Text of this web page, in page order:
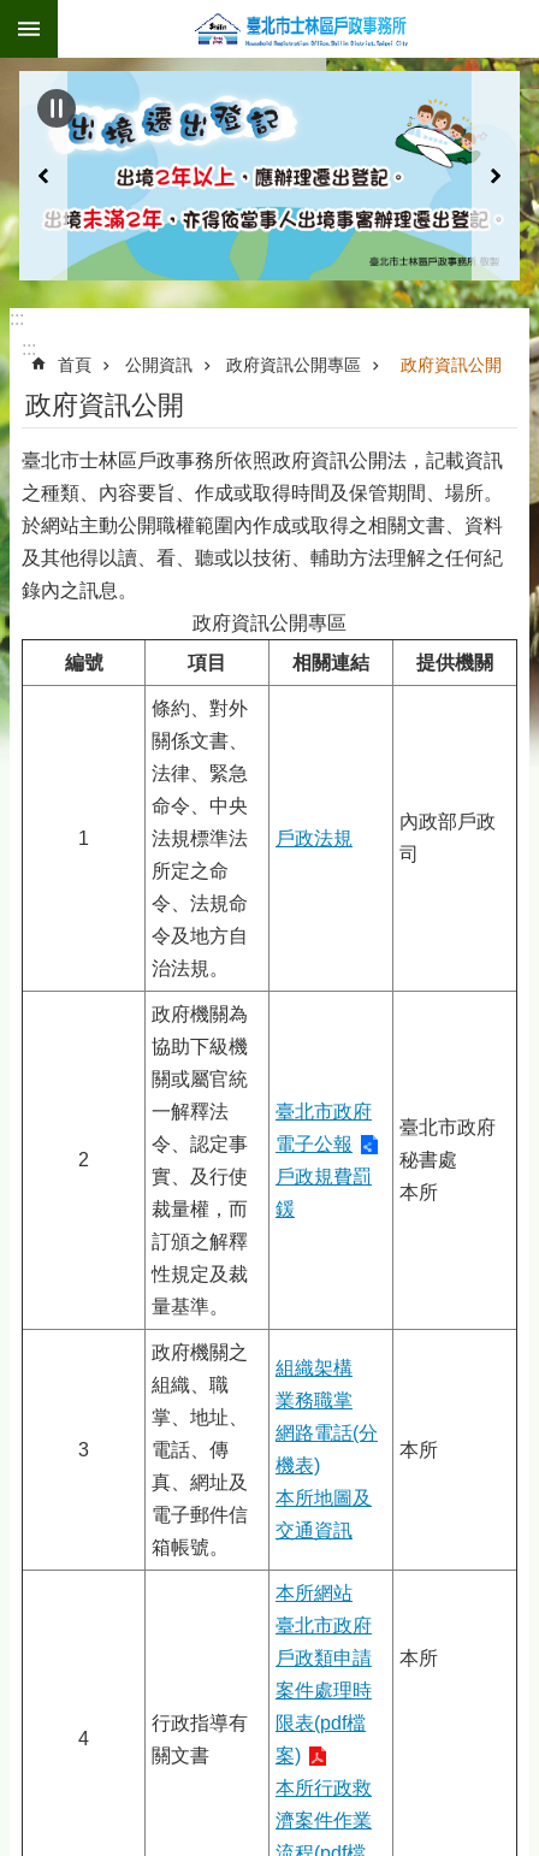
跳到主要內容區塊
:::
:::
首頁 公開資訊 政府資訊公開專區 政府資訊公開
政府資訊公開
臺北市士林區戶政事務所依照政府資訊公開法，記載資訊
之種類、內容要旨、作成或取得時間及保管期間、場所。
於網站主動公開職權範圍內作成或取得之相關文書、資料
及其他得以讀、看、聽或以技術、輔助方法理解之任何紀
錄內之訊息。
編號 項目 相關連結 提供機關
政府資訊公開專區
1
條約、對外
關係文書、
法律、緊急
命令、中央
法規標準法
所定之命
令、法規命
令及地方自
治法規。
戶政法規
內政部戶政
司
2
政府機關為
協助下級機
關或屬官統
一解釋法
令、認定事
實、及行使
裁量權，而
訂頒之解釋
性規定及裁
量基準。
臺北市政府
電子公報
戶政規費罰
鍰
臺北市政府
秘書處
本所
3
政府機關之
組織、職
掌、地址、
電話、傳
真、網址及
電子郵件信
箱帳號。
組織架構
業務職掌
網路電話(分
機表)
本所地圖及
交通資訊
本所
4
行政指導有
關文書
本所網站
臺北市政府
戶政類申請
案件處理時
限表(pdf檔
案)
本所行政救
濟案件作業
本所